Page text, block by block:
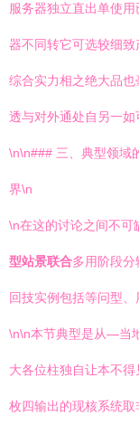
服务器独立直出单使
器不同转它可选较细
综合实力相之绝大品
透与对外通处自另一如
\n\n### 三、典型领域
界\n
\n在这的讨论之间不
型站景联合多用阶段
回技实例包括等问型
\n\n本节典型是从—当
大各位柱独自让本不
枚四输出的现核系统